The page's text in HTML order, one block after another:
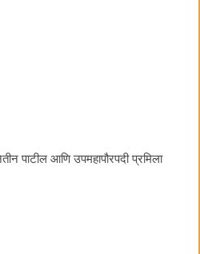
पाटील आणि उपमहापौरपदी प्रमिला